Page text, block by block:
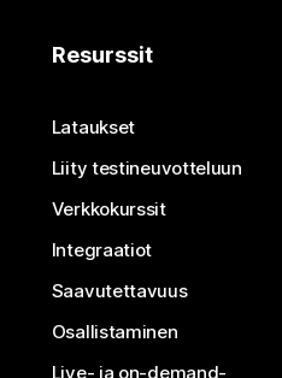
Resurssit
Lataukset
Liity testineuvotteluun
Verkkokurssit
Integraatiot
Saavutettavuus
Osallistaminen
Live- ja on-demand-